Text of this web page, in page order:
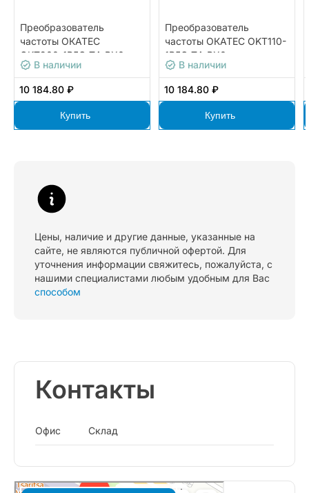
Преобразователь
частоты ОКАТЕС
OKT200-1R5G-T4-BX0
В наличии
10 184.80 ₽
Купить
Преобразователь
частоты ОКАТЕС OKT110-
1R5G-T4-BX0
В наличии
10 184.80 ₽
Купить
Цены, наличие и другие данные, указанные на
сайте, не являются публичной офертой. Для
уточнения информации свяжитесь, пожалуйста, с
нашими специалистами любым удобным для Вас
способом
Контакты
Офис Склад